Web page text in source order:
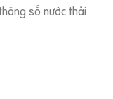
số nước thải